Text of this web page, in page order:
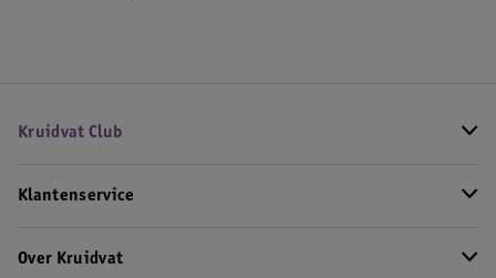
Kruidvat Club
Klantenservice
Over Kruidvat